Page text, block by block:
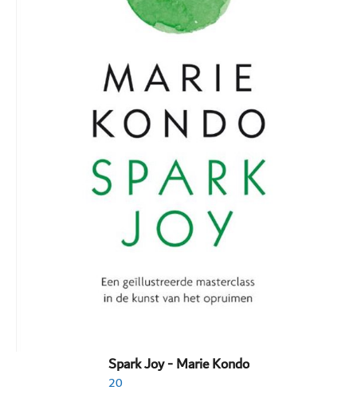
Spark Joy - Marie Kondo
20